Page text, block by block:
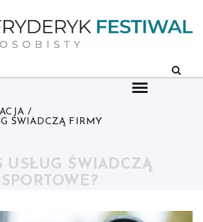
ŚWIADCZĄ FIRMY
USŁUG ŚWIADCZĄ